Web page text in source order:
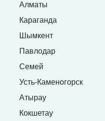
Алматы
Караганда
Шымкент
Павлодар
Семей
Усть-Каменогорск
Атырау
Кокшетау